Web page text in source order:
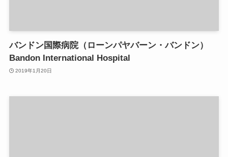
バンドン国際病院（ローンパヤバーン・バンドン）
Bandon International Hospital
2019年1月20日